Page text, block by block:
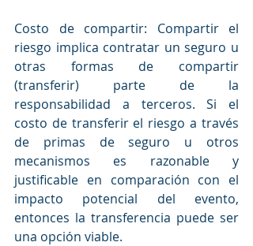
Costo de compartir: Compartir el
riesgo implica contratar un seguro u
otras formas de compartir
(transferir) parte de la
responsabilidad a terceros. Si el
costo de transferir el riesgo a través
de primas de seguro u otros
mecanismos es razonable y
justificable en comparación con el
impacto potencial del evento,
entonces la transferencia puede ser
una opción viable.